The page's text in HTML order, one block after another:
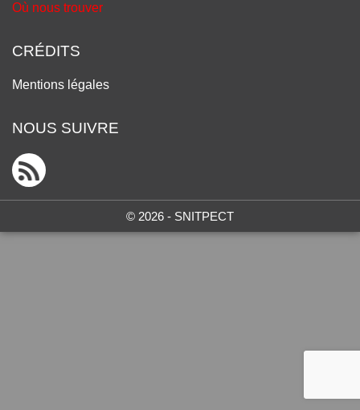
Où nous trouver
CRÉDITS
Mentions légales
NOUS SUIVRE
© 2026 - SNITPECT